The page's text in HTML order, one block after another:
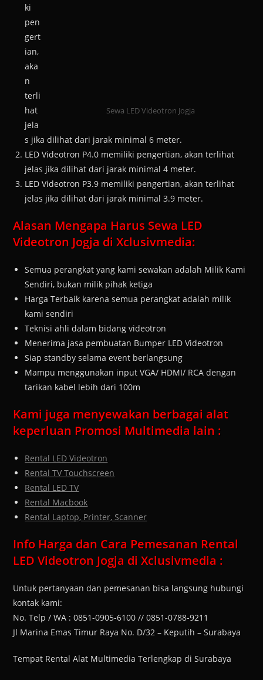
Sewa LED Videotron Jogja
ki
pen
gert
ian,
aka
n
terli
hat
jela
s jika dilihat dari jarak minimal 6 meter.
LED Videotron P4.0 memiliki pengertian, akan terlihat
jelas jika dilihat dari jarak minimal 4 meter.
LED Videotron P3.9 memiliki pengertian, akan terlihat
jelas jika dilihat dari jarak minimal 3.9 meter.
Alasan Mengapa Harus Sewa LED
Videotron Jogja di Xclusivmedia:
Semua perangkat yang kami sewakan adalah Milik Kami
Sendiri, bukan milik pihak ketiga
Harga Terbaik karena semua perangkat adalah milik
kami sendiri
Teknisi ahli dalam bidang videotron
Menerima jasa pembuatan Bumper LED Videotron
Siap standby selama event berlangsung
Mampu menggunakan input VGA/ HDMI/ RCA dengan
tarikan kabel lebih dari 100m
Kami juga menyewakan berbagai alat
keperluan Promosi Multimedia lain :
Rental LED Videotron
Rental TV Touchscreen
Rental LED TV
Rental Macbook
Rental Laptop, Printer, Scanner
Info Harga dan Cara Pemesanan Rental
LED Videotron Jogja di Xclusivmedia :
Untuk pertanyaan dan pemesanan bisa langsung hubungi
kontak kami:
No. Telp / WA : 0851-0905-6100 // 0851-0788-9211
Jl Marina Emas Timur Raya No. D/32 – Keputih – Surabaya
Tempat Rental Alat Multimedia Terlengkap di Surabaya